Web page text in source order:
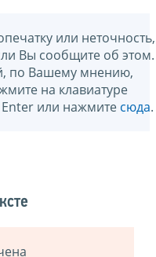
или неточность,
Вы сообщите об этом.
по Вашему мнению,
на клавиатуре
или нажмите сюда.